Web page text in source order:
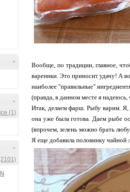
-
-
(1)
-
Вообще, по традиции, главное,
вареники. Это приносит удачу! А
наиболее "правильные"
(правда, в данном месте я
Итак, делаем фарш. Рыбу варим. Я,
она уже была готова. Даем рыбе
(впрочем, зелень можно брать
Я еще добавила половинку чайной